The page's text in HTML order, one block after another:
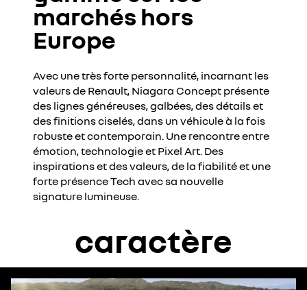
marchés hors
Europe
Avec une très forte personnalité, incarnant les
valeurs de Renault, Niagara Concept présente
des lignes généreuses, galbées, des détails et
des finitions ciselés, dans un véhicule à la fois
robuste et contemporain. Une rencontre entre
émotion, technologie et Pixel Art. Des
inspirations et des valeurs, de la fiabilité et une
forte présence Tech avec sa nouvelle
signature lumineuse.
caractère